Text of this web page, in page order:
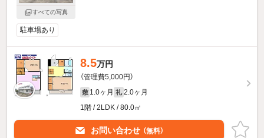
すべての写真
駐車場あり
8.5万円
（管理費5,000円）
敷 1.0ヶ月 礼 2.0ヶ月
1階 / 2LDK / 80.0㎡
お問い合わせ （無料）